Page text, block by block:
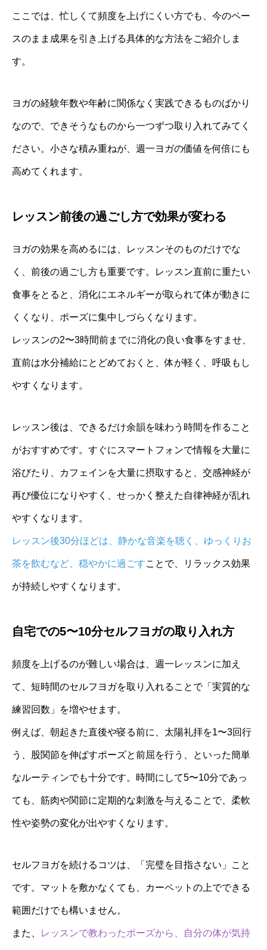
ここでは、忙しくて頻度を上げにくい方でも、今のペー
スのまま成果を引き上げる具体的な方法をご紹介しま
す。
ヨガの経験年数や年齢に関係なく実践できるものばかり
なので、できそうなものから一つずつ取り入れてみてく
ださい。小さな積み重ねが、週一ヨガの価値を何倍にも
高めてくれます。
レッスン前後の過ごし方で効果が変わる
ヨガの効果を高めるには、レッスンそのものだけでな
く、前後の過ごし方も重要です。レッスン直前に重たい
食事をとると、消化にエネルギーが取られて体が動きに
くくなり、ポーズに集中しづらくなります。
レッスンの2〜3時間前までに消化の良い食事をすませ、
直前は水分補給にとどめておくと、体が軽く、呼吸もし
やすくなります。
レッスン後は、できるだけ余韻を味わう時間を作ること
がおすすめです。すぐにスマートフォンで情報を大量に
浴びたり、カフェインを大量に摂取すると、交感神経が
再び優位になりやすく、せっかく整えた自律神経が乱れ
やすくなります。
レッスン後30分ほどは、静かな音楽を聴く、ゆっくりお
茶を飲むなど、穏やかに過ごすことで、リラックス効果
が持続しやすくなります。
自宅での5〜10分セルフヨガの取り入れ方
頻度を上げるのが難しい場合は、週一レッスンに加え
て、短時間のセルフヨガを取り入れることで「実質的な
練習回数」を増やせます。
例えば、朝起きた直後や寝る前に、太陽礼拝を1〜3回行
う、股関節を伸ばすポーズと前屈を行う、といった簡単
なルーティンでも十分です。時間にして5〜10分であっ
ても、筋肉や関節に定期的な刺激を与えることで、柔軟
性や姿勢の変化が出やすくなります。
セルフヨガを続けるコツは、「完璧を目指さない」こと
です。マットを敷かなくても、カーペットの上でできる
範囲だけでも構いません。
また、 レッスンで教わったポーズから、自分の体が気持